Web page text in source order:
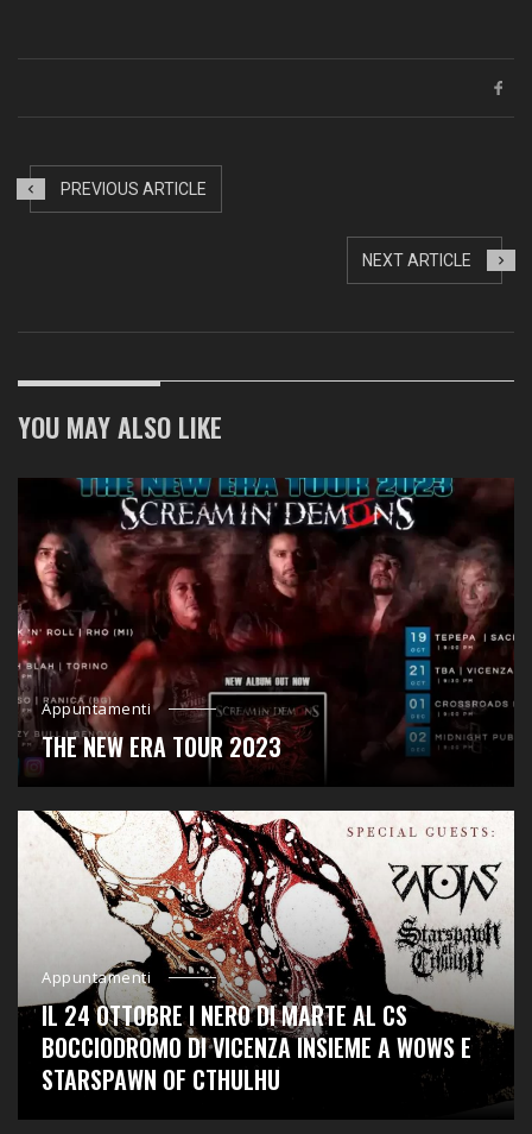
PREVIOUS ARTICLE
NEXT ARTICLE
YOU MAY ALSO LIKE
Appuntamenti
THE NEW ERA TOUR 2023
Appuntamenti
IL 24 OTTOBRE I NERO DI MARTE AL CS
BOCCIODROMO DI VICENZA INSIEME A WOWS E
STARSPAWN OF CTHULHU